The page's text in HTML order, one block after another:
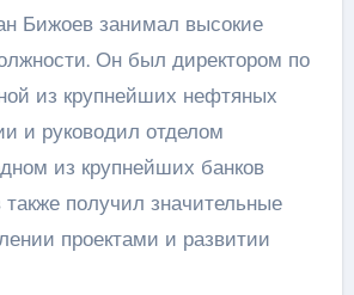
Бижоев занимал высокие
Он был директором по
из крупнейших нефтяных
и руководил отделом
из крупнейших банков
получил значительные
проектами и развитии